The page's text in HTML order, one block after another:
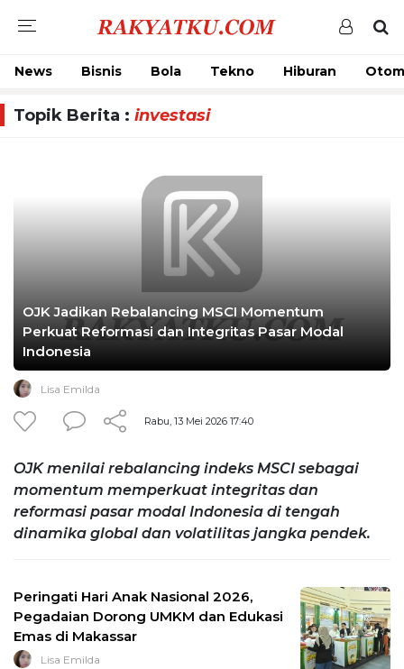
News Bisnis Bola Tekno Hiburan
Topik Berita : investasi
OJK Jadikan Rebalancing MSCI Momentum
Perkuat Reformasi dan Integritas Pasar Modal
Indonesia
Lisa Emilda
Rabu, 13 Mei 2026 17:40
OJK menilai rebalancing indeks MSCI sebagai
momentum memperkuat integritas dan
reformasi pasar modal Indonesia di tengah
dinamika global dan volatilitas jangka pendek.
Peringati Hari Anak Nasional 2026,
Pegadaian Dorong UMKM dan Edukasi
Emas di Makassar
Lisa Emilda